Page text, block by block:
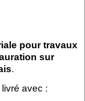
pour travaux
sur
.
avec :